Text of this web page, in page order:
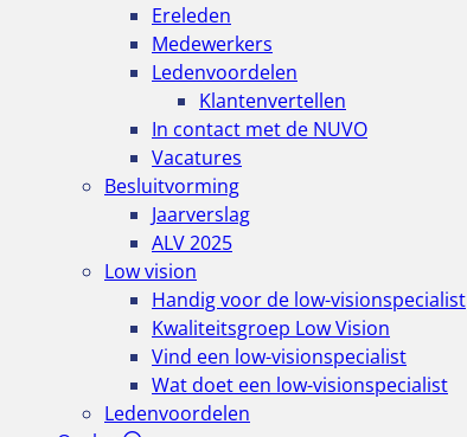
Ereleden
Medewerkers
Ledenvoordelen
Klantenvertellen
In contact met de NUVO
Vacatures
Besluitvorming
Jaarverslag
ALV 2025
Low vision
Handig voor de low-visionspecialist
Kwaliteitsgroep Low Vision
Vind een low-visionspecialist
Wat doet een low-visionspecialist
Ledenvoordelen